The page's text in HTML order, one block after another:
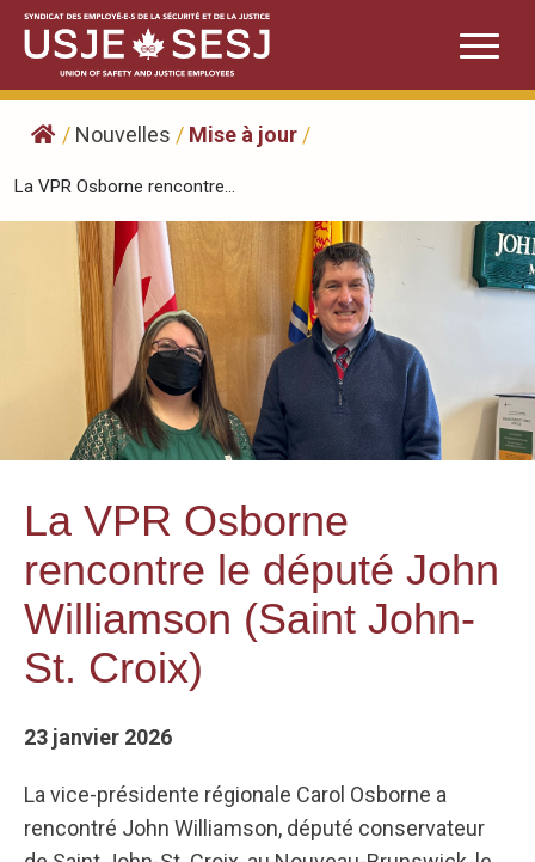
Skip
content
/ Nouvelles / Mise à jour /
La VPR Osborne rencontre...
La VPR Osborne
rencontre le député John
Williamson (Saint John-
St. Croix)
23 janvier 2026
La vice-présidente régionale Carol Osborne a
rencontré John Williamson, député conservateur